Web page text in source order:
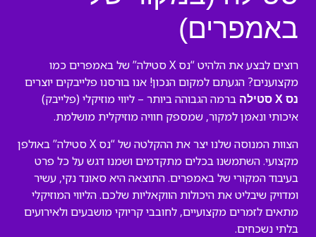
באמפרים)
רוצים לבצע את הלהיט “נס X סטילה” של באמפרים כמו
מקצוענים? הגעתם למקום הנכון! אנו בורסנו פלייבקים יוצרים
נס X סטילה
ברמה הגבוהה ביותר – ליווי מוזיקלי (פלייבק)
איכותי ונאמן למקור, שמספק חוויה מוזיקלית מושלמת.
הצוות המנוסה שלנו יצר את ההקלטה של “נס X סטילה” באולפן
מקצועי. השתמשנו בכלים מתקדמים ושמנו דגש על כל פרט
בעיבוד המקורי של באמפרים. התוצאה היא סאונד נקי, עשיר
ומדויק שיבליט את היכולות הווקאליות שלכם. הליווי המוזיקלי
מתאים לזמרים מקצועיים, לחובבי קריוקי מושבעים ולאירועים
בלתי נשכחים.